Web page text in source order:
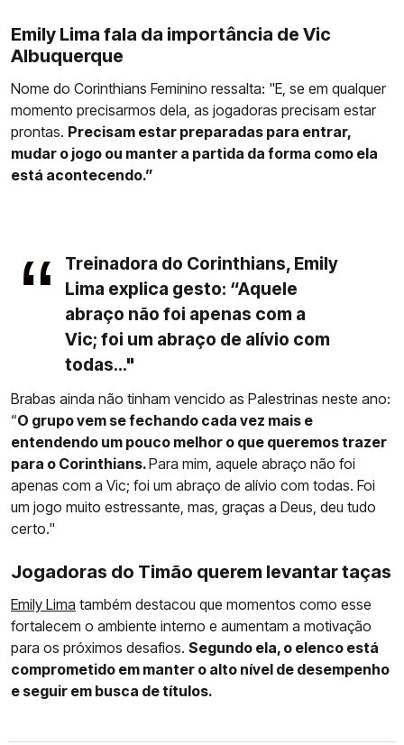
Emily Lima fala da importância de Vic
Albuquerque
Nome do Corinthians Feminino ressalta: "E, se em qualquer
momento precisarmos dela, as jogadoras precisam estar
prontas. Precisam estar preparadas para entrar,
mudar o jogo ou manter a partida da forma como ela
está acontecendo.”
Treinadora do Corinthians, Emily
Lima explica gesto: “Aquele
abraço não foi apenas com a
Vic; foi um abraço de alívio com
todas..."
Brabas ainda não tinham vencido as Palestrinas neste ano:
“O grupo vem se fechando cada vez mais e
entendendo um pouco melhor o que queremos trazer
para o Corinthians.Para mim, aquele abraço não foi
apenas com a Vic; foi um abraço de alívio com todas. Foi
um jogo muito estressante, mas, graças a Deus, deu tudo
certo."
Jogadoras do Timão querem levantar taças
Emily Lima também destacou que momentos como esse
fortalecem o ambiente interno e aumentam a motivação
para os próximos desafios. Segundo ela, o elenco está
comprometido em manter o alto nível de desempenho
e seguir em busca de títulos.